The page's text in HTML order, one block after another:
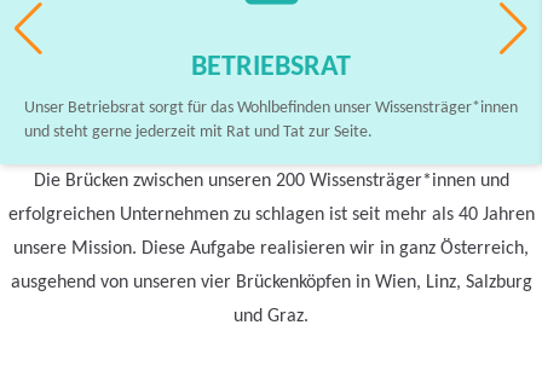
BETRIEBSRAT
Unser Betriebsrat sorgt für das Wohlbefinden unser Wissensträger*innen
und steht gerne jederzeit mit Rat und Tat zur Seite.
Die Brücken zwischen unseren 200 Wissensträger*innen und
erfolgreichen Unternehmen zu schlagen ist seit mehr als 40 Jahren
unsere Mission. Diese Aufgabe realisieren wir in ganz Österreich,
ausgehend von unseren vier Brückenköpfen in Wien, Linz, Salzburg
und Graz.